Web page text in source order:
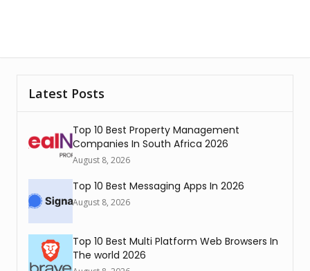
Latest Posts
Top 10 Best Property Management
Companies In South Africa 2026
August 8, 2026
Top 10 Best Messaging Apps In 2026
August 8, 2026
Top 10 Best Multi Platform Web Browsers In
The world 2026